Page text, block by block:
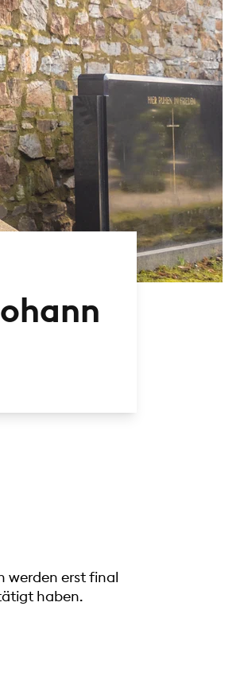
werden erst final
haben.